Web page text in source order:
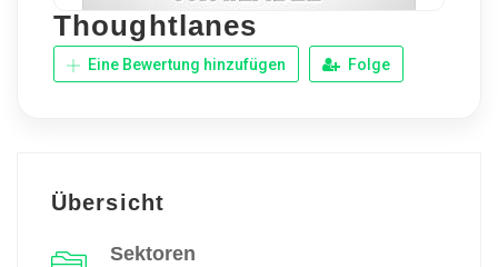
Thoughtlanes
Eine Bewertung hinzufügen Folge
Übersicht
Sektoren